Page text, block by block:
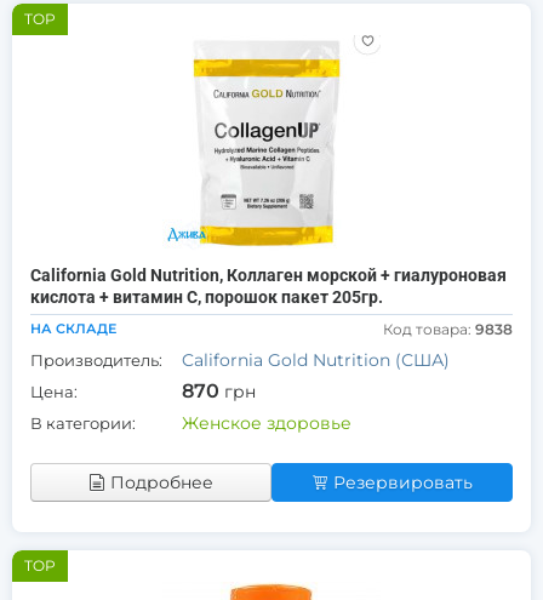
TOP
California Gold Nutrition, Коллаген морской + гиалуроновая
кислота + витамин С, порошок пакет 205гр.
НА СКЛАДЕ Код товара: 9838
Производитель: California Gold Nutrition (США)
Цена: 870 грн
В категории: Женское здоровье
Подробнее Резервировать
TOP